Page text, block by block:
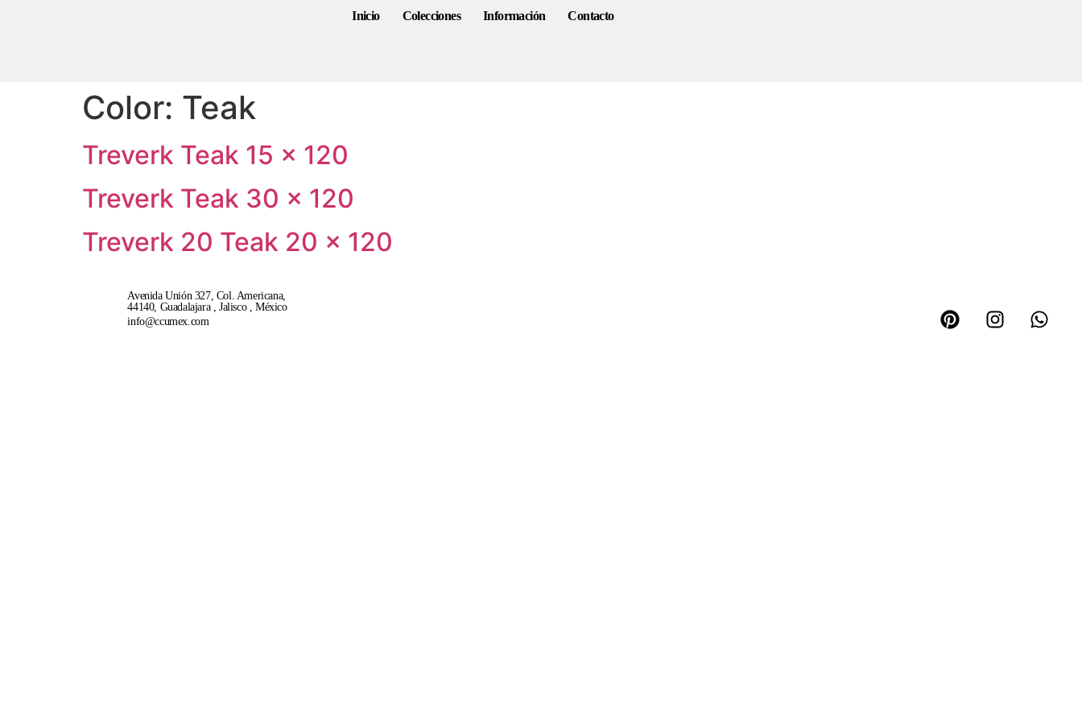
Inicio Colecciones Información Contacto
Color: Teak
Treverk Teak 15 × 120
Treverk Teak 30 × 120
Treverk 20 Teak 20 × 120
Avenida Unión 327, Col. Americana,
44140, Guadalajara , Jalisco , México
info@ccumex.com